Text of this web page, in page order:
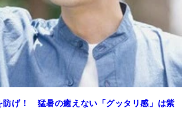
げ！ 猛暑の癒えない「グッタリ感」は紫